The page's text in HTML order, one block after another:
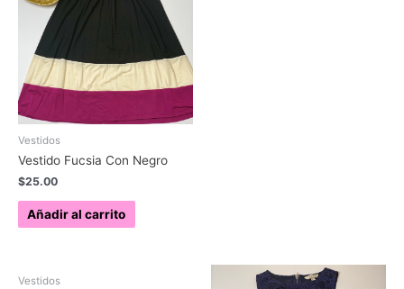
Vestidos
Vestido Fucsia Con Negro
$25.00
Añadir al carrito
Vestidos